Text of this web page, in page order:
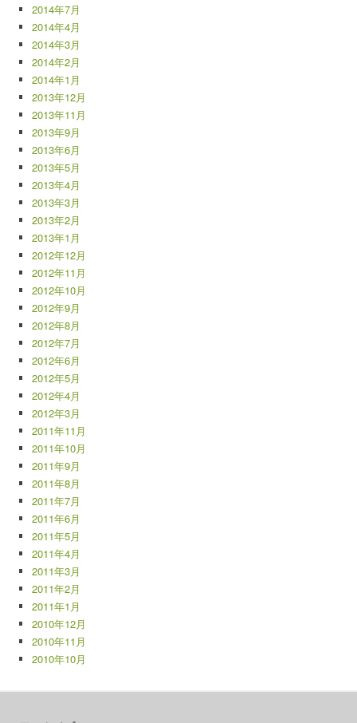
2014年7月
2014年4月
2014年3月
2014年2月
2014年1月
2013年12月
2013年11月
2013年9月
2013年6月
2013年5月
2013年4月
2013年3月
2013年2月
2013年1月
2012年12月
2012年11月
2012年10月
2012年9月
2012年8月
2012年7月
2012年6月
2012年5月
2012年4月
2012年3月
2011年11月
2011年10月
2011年9月
2011年8月
2011年7月
2011年6月
2011年5月
2011年4月
2011年3月
2011年2月
2011年1月
2010年12月
2010年11月
2010年10月